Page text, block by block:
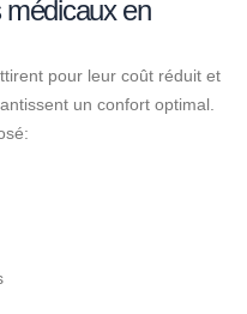
en
pour leur coût réduit et
un confort optimal.